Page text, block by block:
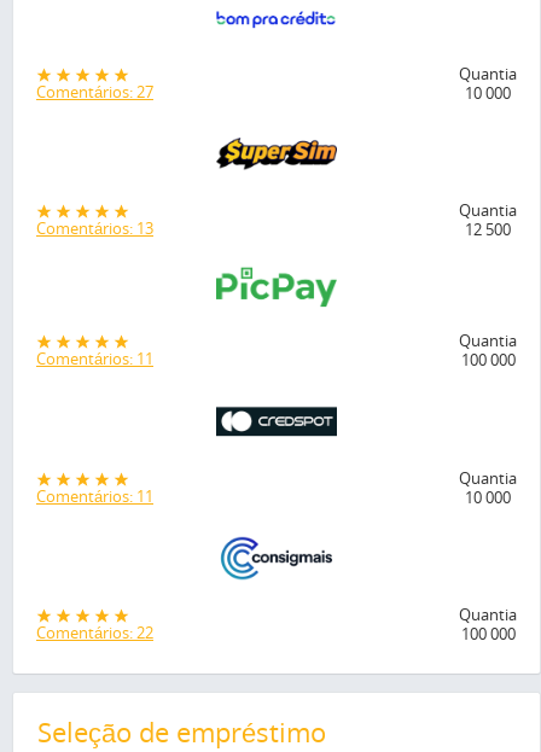
Comentários: 27
Quantia
10 000
Comentários: 13
Quantia
12 500
Comentários: 11
Quantia
100 000
Comentários: 11
Quantia
10 000
Comentários: 22
Quantia
100 000
Seleção de empréstimo